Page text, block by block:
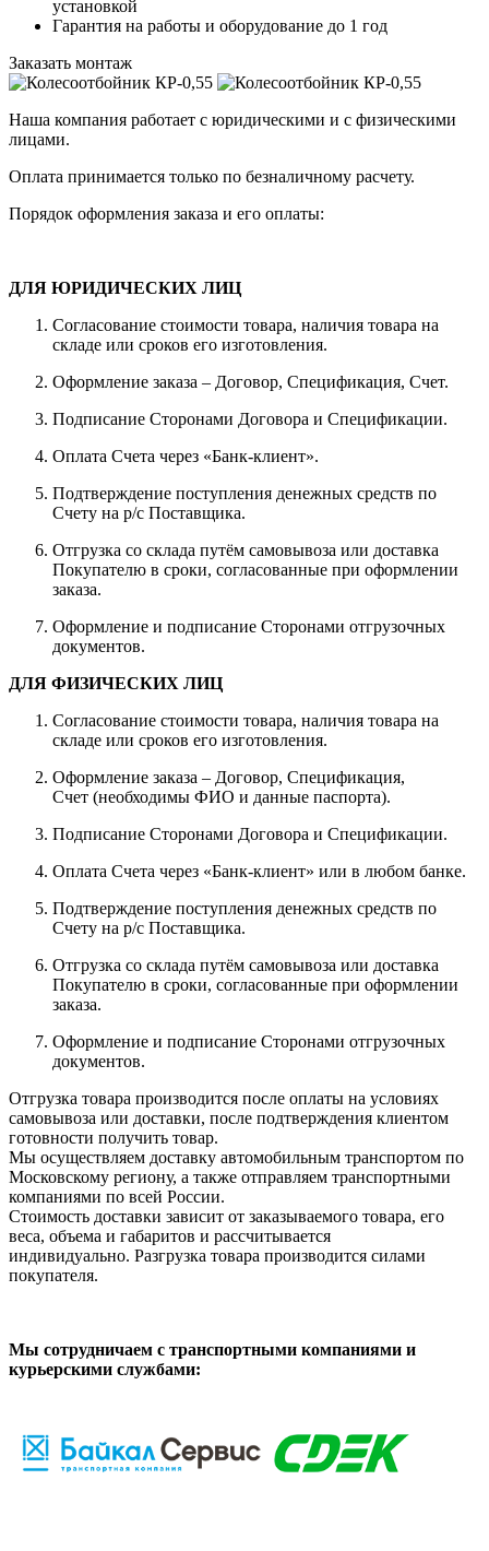
установкой
Гарантия на работы и оборудование до 1 год
Заказать монтаж
Наша компания работает с юридическими и с физическими
лицами.
Оплата принимается только по безналичному расчету.
Порядок оформления заказа и его оплаты:
ДЛЯ ЮРИДИЧЕСКИХ ЛИЦ
Согласование стоимости товара, наличия товара на
складе или сроков его изготовления.
Оформление заказа – Договор, Спецификация, Счет.
Подписание Сторонами Договора и Спецификации.
Оплата Счета через «Банк-клиент».
Подтверждение поступления денежных средств по
Счету на р/с Поставщика.
Отгрузка со склада путём самовывоза или доставка
Покупателю в сроки, согласованные при оформлении
заказа.
Оформление и подписание Сторонами отгрузочных
документов.
ДЛЯ ФИЗИЧЕСКИХ ЛИЦ
Согласование стоимости товара, наличия товара на
складе или сроков его изготовления.
Оформление заказа – Договор, Спецификация,
Счет (необходимы ФИО и данные паспорта).
Подписание Сторонами Договора и Спецификации.
Оплата Счета через «Банк-клиент» или в любом банке.
Подтверждение поступления денежных средств по
Счету на р/с Поставщика.
Отгрузка со склада путём самовывоза или доставка
Покупателю в сроки, согласованные при оформлении
заказа.
Оформление и подписание Сторонами отгрузочных
документов.
Отгрузка товара производится после оплаты на условиях
самовывоза или доставки, после подтверждения клиентом
готовности получить товар.
Мы осуществляем доставку автомобильным транспортом по
Московскому региону, а также отправляем транспортными
компаниями по всей России.
Стоимость доставки зависит от заказываемого товара, его
веса, объема и габаритов и рассчитывается
индивидуально. Разгрузка товара производится силами
покупателя.
Мы сотрудничаем с транспортными компаниями и
курьерскими службами: